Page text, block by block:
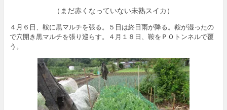
（まだ赤くなっていない未熟スイカ）
４月６日、鞍に黒マルチを張る。５日は終日雨が降る。鞍が湿ったの
で穴開き黒マルチを張り巡らす。４月１８日、鞍をＰＯトンネルで覆
う。